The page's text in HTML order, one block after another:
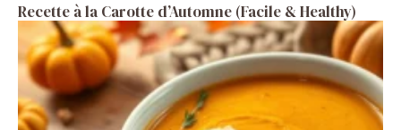
Recette à la Carotte d’Automne (Facile & Healthy)